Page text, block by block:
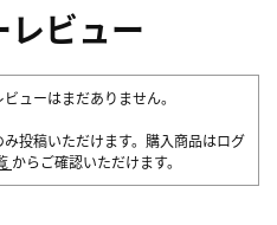
レビュー
ューはまだありません。
投稿いただけます。購入商品はログ
からご確認いただけます。